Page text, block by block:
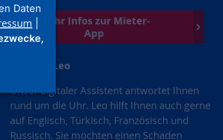
Mehr Infos zur Mieter-
App
Chatbot Leo
Unser digitaler Assistent antwortet Ihnen
rund um die Uhr. Leo hilft Ihnen auch gerne
auf Englisch, Türkisch, Französisch und
Russisch. Sie möchten einen Schaden
Daten